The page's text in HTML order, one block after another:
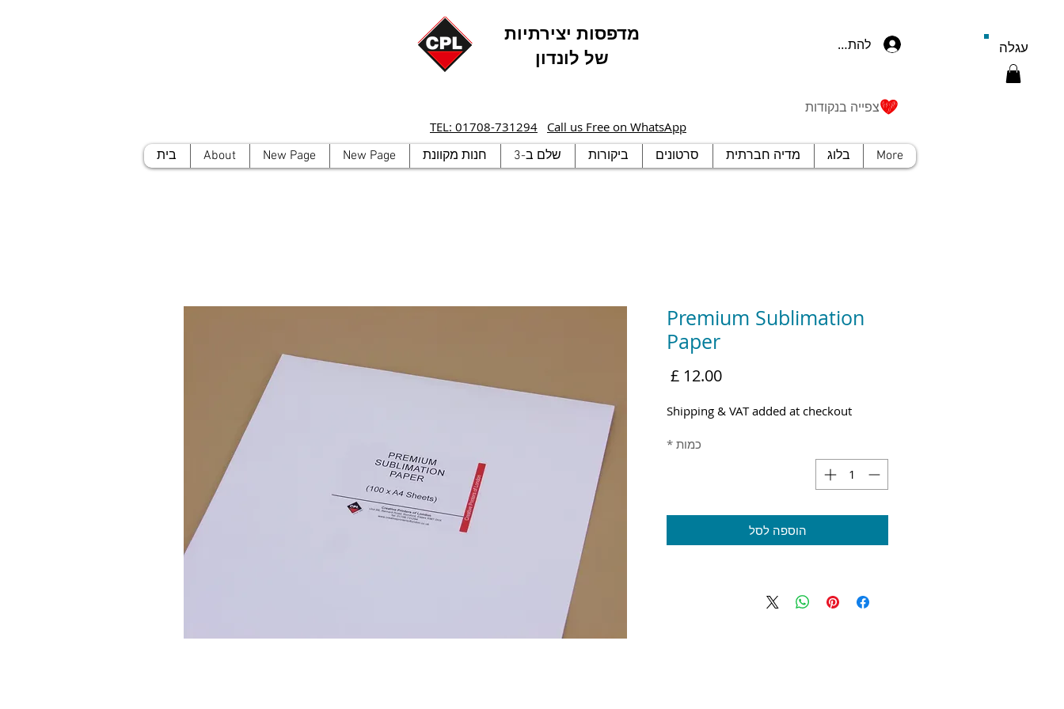
מדפסות יצירתיות
של לונדון
TEL: 01708-731294 Call us Free on WhatsApp
להתחברות
צפייה בנקודות
בית About New Page New Page חנות מקוונת שלם ב-3 ביקורות סרטונים מדיה חברתית בלוג More
עגלה
Premium Sublimation
Paper
מחיר
Shipping & VAT added at checkout
כמות *
הוספה לסל